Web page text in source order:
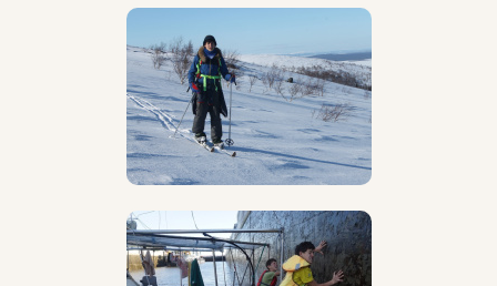
возвращаясь в город мы чувствуем полное
опустошение и хотим поскорее снова надеть
рюкзак и вырваться подальше отсюда, туда, где
чувствуешь свободу